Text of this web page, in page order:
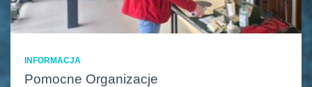
INFORMACJA
Pomocne Organizacje